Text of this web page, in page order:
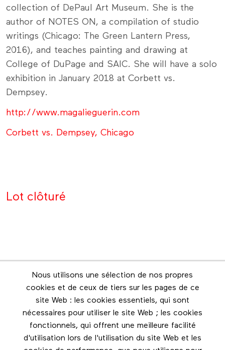
collection of DePaul Art Museum. She is the
author of NOTES ON, a compilation of studio
writings (Chicago: The Green Lantern Press,
2016), and teaches painting and drawing at
College of DuPage and SAIC. She will have a solo
exhibition in January 2018 at Corbett vs.
Dempsey.
http://www.magalieguerin.com
Corbett vs. Dempsey, Chicago
Lot clôturé
Nous utilisons une sélection de nos propres
cookies et de ceux de tiers sur les pages de ce
site Web : les cookies essentiels, qui sont
nécessaires pour utiliser le site Web ; les cookies
fonctionnels, qui offrent une meilleure facilité
d'utilisation lors de l'utilisation du site Web et les
Infolettre
Restez en contact grâce à l'infolettre
Footer menu
Les éditions Esse